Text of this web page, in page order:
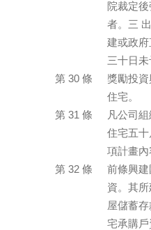
院裁定
者。三
建或政
三十日
第 30 條
獎勵投
住宅。
第 31 條
凡公司
住宅五
項計畫
第 32 條
前條興
資。其
屋儲蓄
宅承購